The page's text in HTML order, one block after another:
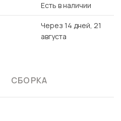
Есть в наличии
Через 14 дней, 21
августа
СБОРКА